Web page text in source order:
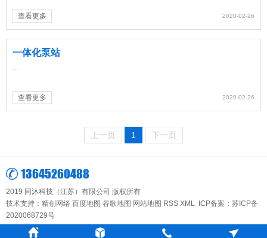
查看更多 2020-02-26
一体化泵站
...
查看更多 2020-02-26
上一页 1 下一页
13645260488
2019 同沐科技（江苏）有限公司 版权所有
技术支持： 精创网络 百度地图 谷歌地图 网站地图 RSS XML ICP备案： 苏ICP备
2020068729号